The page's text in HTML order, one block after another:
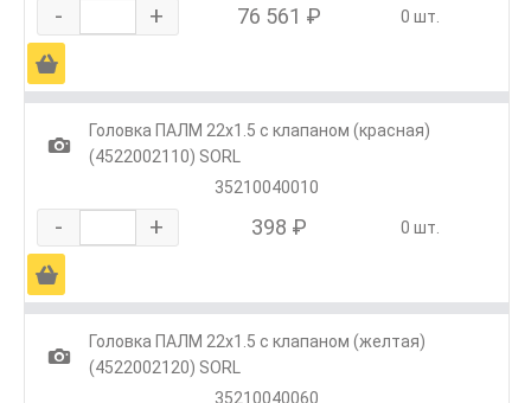
- + 76 561 ₽ 0 шт.
Ä
1
Головка ПАЛМ 22х1.5 с клапаном (красная)
(4522002110) SORL
35210040010
- + 398 ₽ 0 шт.
Ä
1
Головка ПАЛМ 22х1.5 с клапаном (желтая)
(4522002120) SORL
35210040060